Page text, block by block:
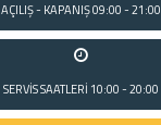
AÇILIŞ - KAPANIŞ09:00 - 21:00
SERVİS SAATLERİ 10:00 - 20:00